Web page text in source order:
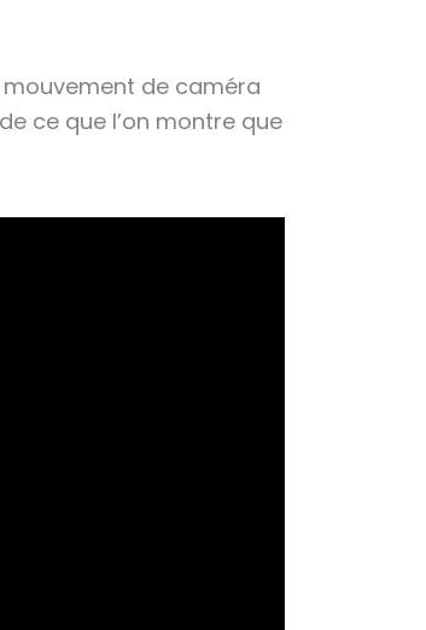
de caméra
ce que l’on montre que